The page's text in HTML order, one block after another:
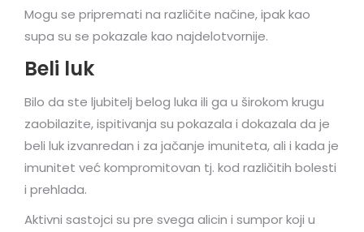
Mogu se pripremati na različite načine, ipak kao
supa su se pokazale kao najdelotvornije.
Beli luk
Bilo da ste ljubitelj belog luka ili ga u širokom krugu
zaobilazite, ispitivanja su pokazala i dokazala da je
beli luk izvanredan i za jačanje imuniteta, ali i kada je
imunitet već kompromitovan tj. kod različitih bolesti
i prehlada.
Aktivni sastojci su pre svega alicin i sumpor koji u